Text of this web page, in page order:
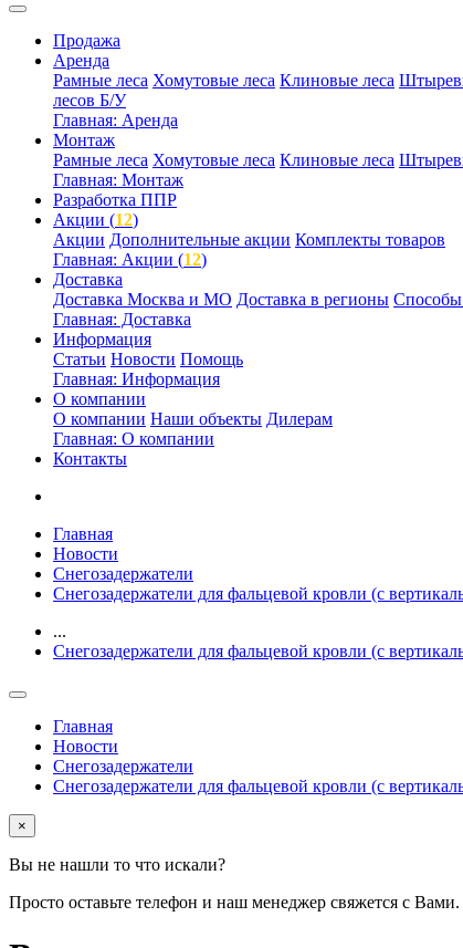
Продажа
Аренда
Рамные леса Хомутовые леса Клиновые леса
лесов Б/У
Главная: Аренда
Монтаж
Рамные леса Хомутовые леса Клиновые леса
Главная: Монтаж
Разработка ППР
Акции (12)
Акции Дополнительные акции Комплекты товаров
Главная: Акции (12)
Доставка
Доставка Москва и МО Доставка в регионы
Главная: Доставка
Информация
Статьи Новости Помощь
Главная: Информация
О компании
О компании Наши объекты Дилерам
Главная: О компании
Контакты
Главная
Новости
Снегозадержатели
Снегозадержатели для фальцевой кровли (с
...
Снегозадержатели для фальцевой кровли (с
Главная
Новости
Снегозадержатели
Снегозадержатели для фальцевой кровли (с
×
Вы не нашли то что искали?
Просто оставьте телефон и наш менеджер свяжется с Вами.